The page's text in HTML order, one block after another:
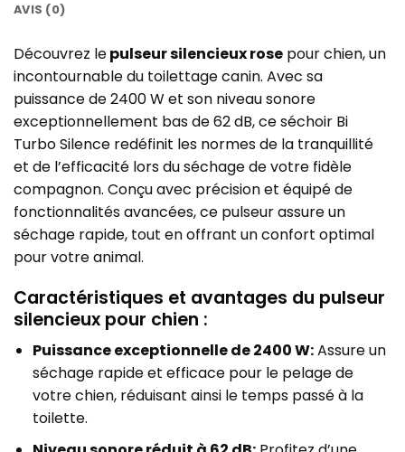
AVIS (0)
Découvrez lepulseur silencieux rose pour chien, un
incontournable du toilettage canin. Avec sa
puissance de 2400 W et son niveau sonore
exceptionnellement bas de 62 dB, ce séchoir Bi
Turbo Silence redéfinit les normes de la tranquillité
et de l’efficacité lors du séchage de votre fidèle
compagnon. Conçu avec précision et équipé de
fonctionnalités avancées, ce pulseur assure un
séchage rapide, tout en offrant un confort optimal
pour votre animal.
Caractéristiques et avantages du pulseur
silencieux pour chien :
Puissance exceptionnelle de 2400 W:Assure un
séchage rapide et efficace pour le pelage de
votre chien, réduisant ainsi le temps passé à la
toilette.